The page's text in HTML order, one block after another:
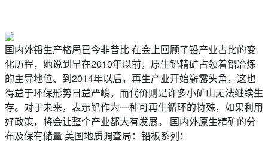
国内外铅生产格局已今非昔比 在会上回顾了铅产业占比的变
化历程，她说到早在2010年以前，原生铅精矿占领着铅冶炼
的主导地位、到2014年以后，再生产业开始崭露头角，这也
得益于环保形势日益严峻，而代价则是许多小矿山无法继续生
存。对于未来，表示铅作为一种可再生循环的特殊，如果利用
好政策，将会让整个产业都大有发展。 国内外原生精矿的分
布及保有储量 美国地质调查局：铅板系列：